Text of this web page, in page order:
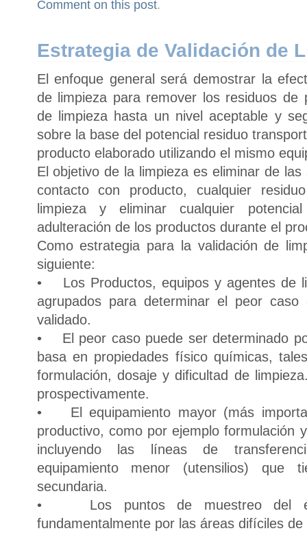
Comment on this post.
Estrategia de Validación de
El enfoque general será demostrar la
de limpieza para remover los residuos de
de limpieza hasta un nivel aceptable y
sobre la base del potencial residuo
producto elaborado utilizando el mismo
El objetivo de la limpieza es eliminar de
contacto con producto, cualquier
limpieza y eliminar cualquier
adulteración de los productos durante el
Como estrategia para la validación de
siguiente:
• Los Productos, equipos y agentes de
agrupados para determinar el peor
validado.
• El peor caso puede ser determinado
basa en propiedades físico químicas,
formulación, dosaje y dificultad de
prospectivamente.
• El equipamiento mayor (más
productivo, como por ejemplo formulación
incluyendo las líneas de
equipamiento menor (utensilios)
secundaria.
• Los puntos de muestreo del
fundamentalmente por las áreas difíciles